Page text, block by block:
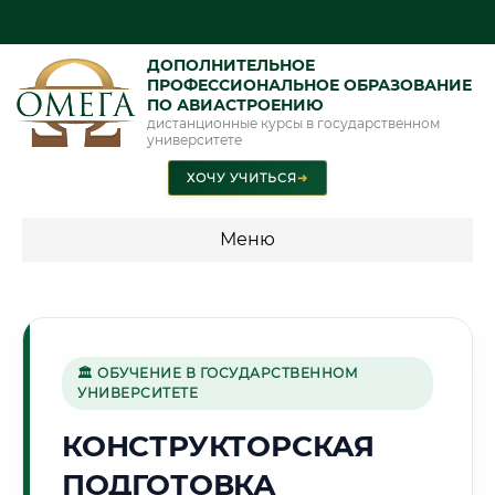
ДОПОЛНИТЕЛЬНОЕ
ПРОФЕССИОНАЛЬНОЕ ОБРАЗОВАНИЕ
ПО АВИАСТРОЕНИЮ
дистанционные курсы в государственном
университете
ХОЧУ УЧИТЬСЯ➜
Меню
🏭
Г. РУСТАВИ
🏛 ОБУЧЕНИЕ В ГОСУДАРСТВЕННОМ
УНИВЕРСИТЕТЕ
КОНСТРУКТОРСКАЯ
ПОДГОТОВКА